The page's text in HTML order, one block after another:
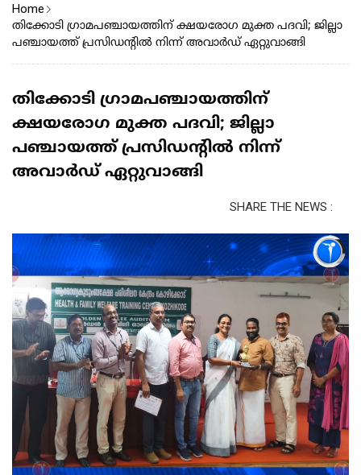
Home
തിക്കോടി ഗ്രാമപഞ്ചായത്തിന് ക്ഷയരോഗ മുക്ത പദവി; ജില്ലാ
പഞ്ചായത്ത് പ്രസിഡന്റിൽ നിന്ന് അവാർഡ് ഏറ്റുവാങ്ങി
തിക്കോടി ഗ്രാമപഞ്ചായത്തിന്
ക്ഷയരോഗ മുക്ത പദവി; ജില്ലാ
പഞ്ചായത്ത് പ്രസിഡന്റിൽ നിന്ന്
അവാർഡ് ഏറ്റുവാങ്ങി
SHARE THE NEWS :